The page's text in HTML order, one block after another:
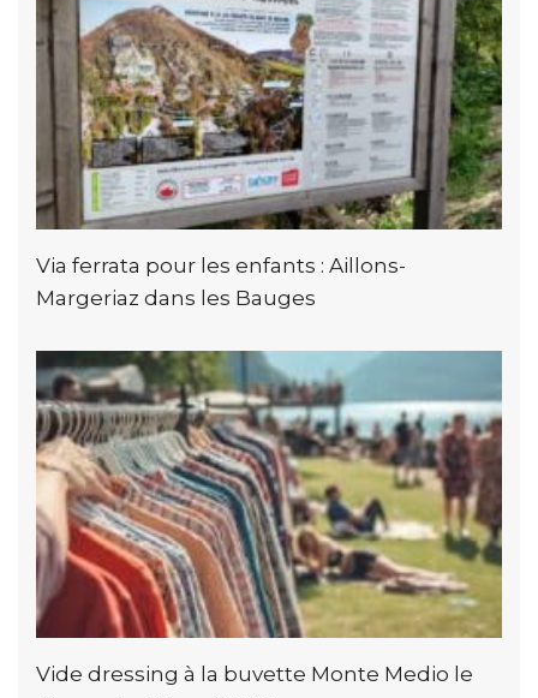
Via ferrata pour les enfants : Aillons-
Margeriaz dans les Bauges
Vide dressing à la buvette Monte Medio le